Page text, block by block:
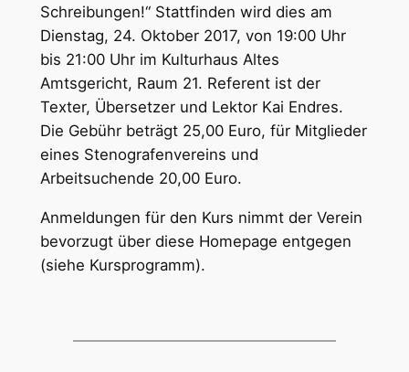
Schreibungen!“ Stattfinden wird dies am
Dienstag, 24. Oktober 2017, von 19:00 Uhr
bis 21:00 Uhr im Kulturhaus Altes
Amtsgericht, Raum 21. Referent ist der
Texter, Übersetzer und Lektor Kai Endres.
Die Gebühr beträgt 25,00 Euro, für Mitglieder
eines Stenografenvereins und
Arbeitsuchende 20,00 Euro.
Anmeldungen für den Kurs nimmt der Verein
bevorzugt über diese Homepage entgegen
(siehe Kursprogramm).